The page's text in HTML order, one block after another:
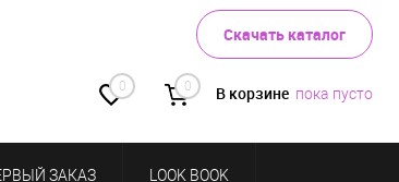
Скачать каталог
0 0 В корзине пока пусто
ЗАКАЗ LOOK BOOK